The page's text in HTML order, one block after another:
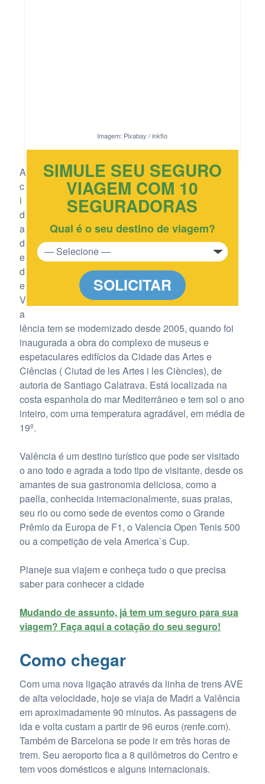
Imagem: Pixabay / inkflo
SIMULE SEU SEGURO
VIAGEM COM 10
SEGURADORAS
Qual é o seu destino de viagem?
SOLICITAR
A
c
i
d
a
d
e
d
e
V
a
lência tem se modernizado desde 2005, quando foi
inaugurada a obra do complexo de museus e
espetaculares edifícios da Cidade das Artes e
Ciências ( Ciutad de les Artes i les Ciències), de
autoria de Santiago Calatrava. Está localizada na
costa espanhola do mar Mediterrâneo e tem sol o ano
inteiro, com uma temperatura agradável, em média de
19º.
Valência é um destino turístico que pode ser visitado
o ano todo e agrada a todo tipo de visitante, desde os
amantes de sua gastronomia deliciosa, como a
paella, conhecida internacionalmente, suas praias,
seu rio ou como sede de eventos como o Grande
Prêmio da Europa de F1, o Valencia Open Tenis 500
ou a competição de vela America`s Cup.
Planeje sua viajem e conheça tudo o que precisa
saber para conhecer a cidade
Mudando de assunto, já tem um seguro para sua
viagem? Faça aqui a cotação do seu seguro!
Como chegar
Com uma nova ligação através da linha de trens AVE
de alta velocidade, hoje se viaja de Madri a Valência
em aproximadamente 90 minutos. As passagens de
ida e volta custam a partir de 96 euros (renfe.com).
Também de Barcelona se pode ir em três horas de
trem. Seu aeroporto fica a 8 quilômetros do Centro e
tem voos domésticos e alguns internacionais.